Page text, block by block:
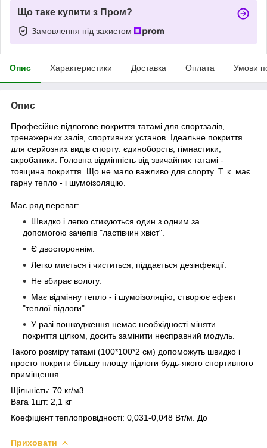
Що таке купити з Пром?
Замовлення під захистом
Опис Характеристики Доставка Оплата Умови
Опис
Професійне підлогове покриття татамі для спортзалів,
тренажерних залів, спортивних установ. Ідеальне покриття
для серйозних видів спорту: єдиноборств, гімнастики,
акробатики. Головна відмінність від звичайних татамі -
товщина покриття. Що не мало важливо для спорту. Т. к. має
гарну тепло - і шумоізоляцію.
Має ряд переваг:
Швидко і легко стикуються один з одним за
допомогою зачепів "ластівчин хвіст".
Є двостороннім.
Легко миється і чиститься, піддається дезінфекції.
Не вбирає вологу.
Має відмінну тепло - і шумоізоляцію, створює ефект
"теплої підлоги".
У разі пошкодження немає необхідності міняти
покриття цілком, досить замінити несправний модуль.
Такого розміру татамі (100*100*2 см) допоможуть швидко і
просто покрити більшу площу підлоги будь-якого спортивного
приміщення.
Щільність: 70 кг/м3
Вага 1шт: 2,1 кг
Коефіцієнт теплопровідності: 0,031-0,048 Вт/м. До
Приховати